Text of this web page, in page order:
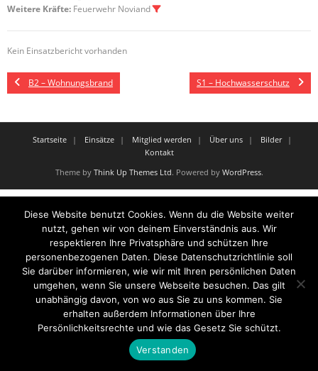
Weitere Kräfte: Feuerwehr Noviand
Kein Einsatzbericht vorhanden
B2 – Wohnungsbrand S1 – Hochwasserschutz
Startseite Einsätze Mitglied werden Über uns
Bilder
Kontakt
Theme by Think Up Themes Ltd. Powered by WordPress.
Diese Website benutzt Cookies. Wenn du die Website weiter
nutzt, gehen wir von deinem Einverständnis aus. Wir
respektieren Ihre Privatsphäre und schützen Ihre
personenbezogenen Daten. Diese Datenschutzrichtlinie soll
Sie darüber informieren, wie wir mit Ihren persönlichen Daten
umgehen, wenn Sie unsere Webseite besuchen. Das gilt
unabhängig davon, von wo aus Sie zu uns kommen. Sie
erhalten außerdem Informationen über Ihre
Persönlichkeitsrechte und wie das Gesetz Sie schützt.
Verstanden